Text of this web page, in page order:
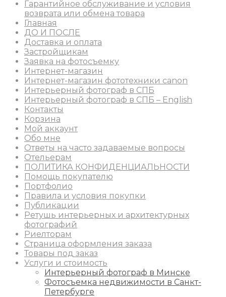
Гарантийное обслуживание и условия
возврата или обмена товара
Главная
ДО И ПОСЛЕ
Доставка и оплата
Застройщикам
Заявка на фотосъемку
Интернет-магазин
Интернет-магазин фототехники canon
Интерьерный фотограф в СПБ
Интерьерный фотограф в СПБ – English
Контакты
Корзина
Мой аккаунт
Обо мне
Ответы на часто задаваемые вопросы
Отельерам
ПОЛИТИКА КОНФИДЕНЦИАЛЬНОСТИ
Помощь покупателю
Портфолио
Правила и условия покупки
Публикации
Ретушь интерьерных и архитектурных
фотографий
Риелторам
Страница оформления заказа
Товары под заказ
Услуги и стоимость
Интерьерный фотограф в Минске
Фотосъемка недвижимости в Санкт-
Петербурге